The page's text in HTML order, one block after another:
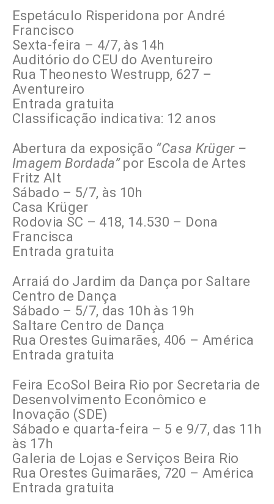
Espetáculo Risperidona por André
Francisco
Sexta-feira – 4/7, às 14h
Auditório do CEU do Aventureiro
Rua Theonesto Westrupp, 627 –
Aventureiro
Entrada gratuita
Classificação indicativa: 12 anos
Abertura da exposição “Casa Krüger –
Imagem Bordada”por Escola de Artes
Fritz Alt
Sábado – 5/7, às 10h
Casa Krüger
Rodovia SC – 418, 14.530 – Dona
Francisca
Entrada gratuita
Arraiá do Jardim da Dança por Saltare
Centro de Dança
Sábado – 5/7, das 10h às 19h
Saltare Centro de Dança
Rua Orestes Guimarães, 406 – América
Entrada gratuita
Feira EcoSol Beira Rio por Secretaria de
Desenvolvimento Econômico e
Inovação (SDE)
Sábado e quarta-feira – 5 e 9/7, das 11h
às 17h
Galeria de Lojas e Serviços Beira Rio
Rua Orestes Guimarães, 720 – América
Entrada gratuita